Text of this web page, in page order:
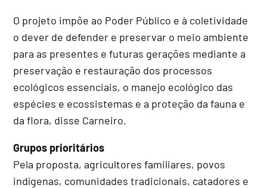
O projeto impõe ao Poder Público e à coletividade
o dever de defender e preservar o meio ambiente
para as presentes e futuras gerações mediante a
preservação e restauração dos processos
ecológicos essenciais, o manejo ecológico das
espécies e ecossistemas e a proteção da fauna e
da flora, disse Carneiro.
Grupos prioritários
Pela proposta, agricultores familiares, povos
indígenas, comunidades tradicionais, catadores e